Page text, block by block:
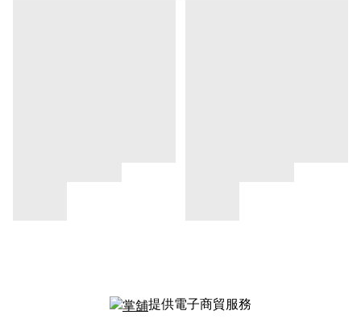
提供電子商貿服務